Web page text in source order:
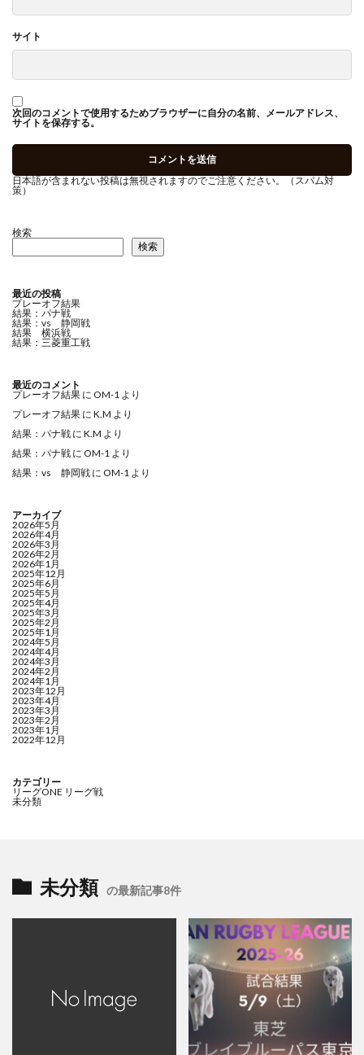
サイト
次回のコメントで使用するためブラウザーに自分の名前、メールアドレス、
サイトを保存する。
日本語が含まれない投稿は無視されますのでご注意ください。（スパム対
策）
検索
検索
最近の投稿
プレーオフ結果
結果：パナ戦
結果：vs 静岡戦
結果 横浜戦
結果：三菱重工戦
最近のコメント
プレーオフ結果 に OM-1 より
プレーオフ結果 に K.M より
結果：パナ戦 に K.M より
結果：パナ戦 に OM-1 より
結果：vs 静岡戦 に OM-1 より
アーカイブ
2026年5月
2026年4月
2026年3月
2026年2月
2026年1月
2025年12月
2025年6月
2025年5月
2025年4月
2025年3月
2025年2月
2025年1月
2024年5月
2024年4月
2024年3月
2024年2月
2024年1月
2023年12月
2023年4月
2023年3月
2023年2月
2023年1月
2022年12月
カテゴリー
リーグONE リーグ戦
未分類
未分類 の最新記事8件